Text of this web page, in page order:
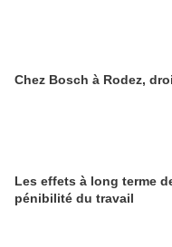
Chez Bosch à Rodez,
Les effets à long terme
pénibilité du travail